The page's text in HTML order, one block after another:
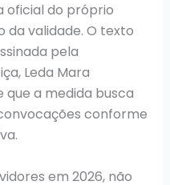
oficial do próprio
da validade. O texto
pela
Leda Mara
que a medida busca
conforme
em 2026, não